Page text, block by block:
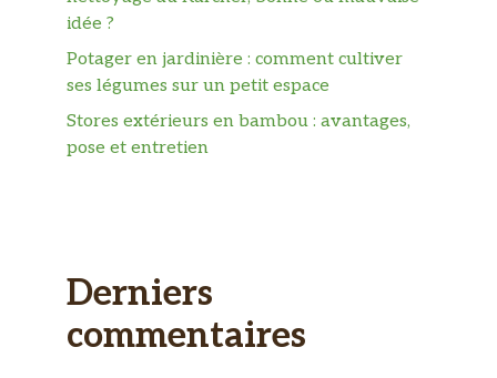
idée ?
Potager en jardinière : comment cultiver
ses légumes sur un petit espace
Stores extérieurs en bambou : avantages,
pose et entretien
Derniers
commentaires